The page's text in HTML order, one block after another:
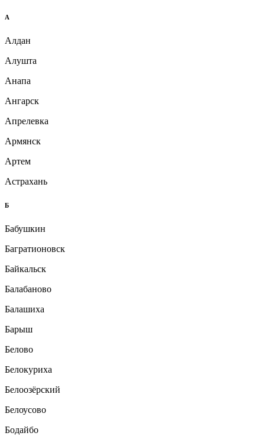
А
Алдан
Алушта
Анапа
Ангарск
Апрелевка
Армянск
Артем
Астрахань
Б
Бабушкин
Багратионовск
Байкальск
Балабаново
Балашиха
Барыш
Белово
Белокуриха
Белоозёрский
Белоусово
Бодайбо